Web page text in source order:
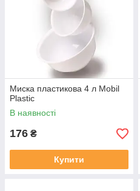
Миска пластикова 4 л Mobil
Plastic
В наявності
176 ₴
Купити